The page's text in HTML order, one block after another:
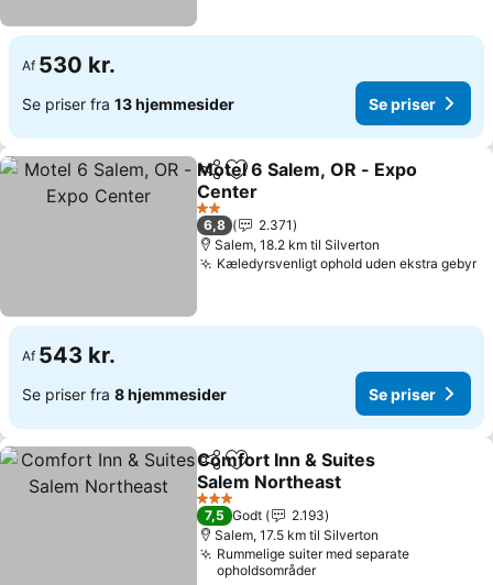
Af 530 kr.
Se priser fra 13 hjemmesider Se priser
Del Føj til favoritter
Motel 6 Salem, OR - Expo
Center
Se priser
2 Stjerner
6,8
2.371
Salem, 18.2 km til Silverton
Kæledyrsvenligt ophold uden ekstra gebyr
Af 543 kr.
Se priser fra 8 hjemmesider Se priser
Del Føj til favoritter
Comfort Inn & Suites
Salem Northeast
Se priser
3 Stjerner
7,5 Godt
2.193
Salem, 17.5 km til Silverton
Rummelige suiter med separate
opholdsområder